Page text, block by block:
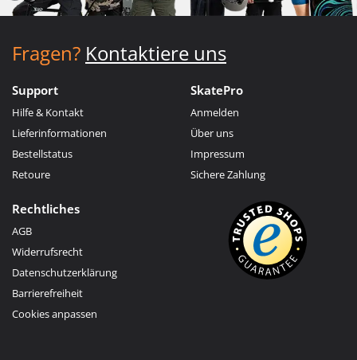
Fragen? Kontaktiere uns
Support
Hilfe & Kontakt
Lieferinformationen
Bestellstatus
Retoure
SkatePro
Anmelden
Über uns
Impressum
Sichere Zahlung
Rechtliches
AGB
Widerrufsrecht
Datenschutzerklärung
Barrierefreiheit
Cookies anpassen